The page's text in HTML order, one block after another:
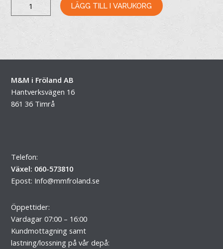
GÅNGDÖRR
MÄNGD
LÄGG TILL I VARUKORG
M&M i Fröland AB
Hantverksvägen 16
861 36 Timrå
Telefon:
Växel: 060-573810
Epost: Info@mmfroland.se
Öppettider:
Vardagar 07:00 – 16:00
Kundmottagning samt
lastning/lossning på vår depå: